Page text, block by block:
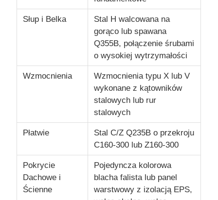
Słup i Belka
Stal H walcowana na
gorąco lub spawana
Q355B, połączenie śrubami
o wysokiej wytrzymałości
Wzmocnienia
Wzmocnienia typu X lub V
wykonane z kątowników
stalowych lub rur
stalowych
Płatwie
Stal C/Z Q235B o przekroju
C160-300 lub Z160-300
Pokrycie
Dachowe i
Ścienne
Pojedyncza kolorowa
blacha falista lub panel
warstwowy z izolacją EPS,